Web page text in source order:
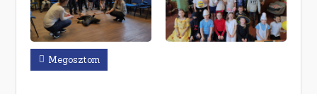
Megosztom